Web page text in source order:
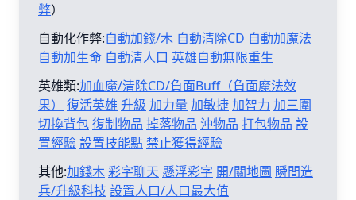
弊）
自動化作弊:自動加錢/木 自動清除CD 自動加魔法
自動加生命 自動清人口 英雄自動無限重生
英雄類:加血魔/清除CD/負面Buff（負面魔法效
果）
復活英雄 升級 加力量 加敏捷加智力 加三圍
切換背包復制物品 掉落物品 沖物品 打包物品 設
置經驗設置技能點禁止獲得經驗
其他:加錢木彩字聊天 懸浮彩字 開/關地圖 瞬間造
兵/升級科技 設置人口/人口最大值